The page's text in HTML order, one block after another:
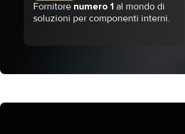
Fornitore numero 1 al mondo di
soluzioni per componenti interni.